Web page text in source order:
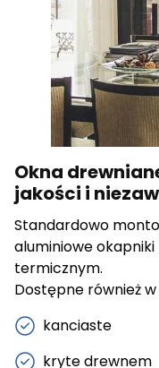
cenne dla
Nieklasyfikowane
klasyfikowania,
ciasteczek.
Okna
jakości i
Standardowo
aluminiowe okapniki
termicznym.
Dostępne również
kanciaste
kryte drewnem